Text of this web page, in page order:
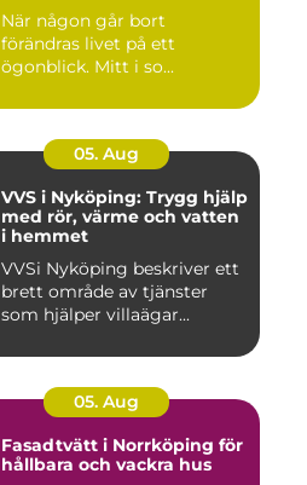
När någon går bort
förändras livet på ett
ögonblick. Mitt i so...
05. Aug
VVS i Nyköping: Trygg hjälp
med rör, värme och vatten
i hemmet
VVSi Nyköping beskriver ett
brett område av tjänster
som hjälper villaägar...
05. Aug
Fasadtvätt i Norrköping för
hållbara och vackra hus